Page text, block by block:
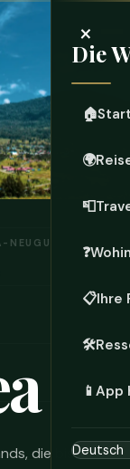
×
Die
🏠
🌍
📮
❓
📋Ihre
🛠️
📱 App
NEUGUINEA
die bis in